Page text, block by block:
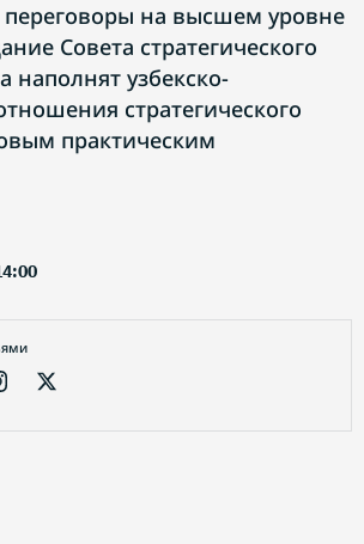
переговоры на высшем уровне
Совета стратегического
наполнят узбекско-
стратегического
практическим